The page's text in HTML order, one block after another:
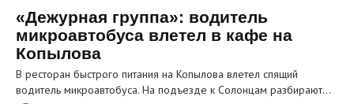
«Дежурная группа»: водитель
микроавтобуса влетел в кафе на
Копылова
В ресторан быстрого питания на Копылова влетел спящий
водитель микроавтобуса. На подъезде к Солонцам разбирают…